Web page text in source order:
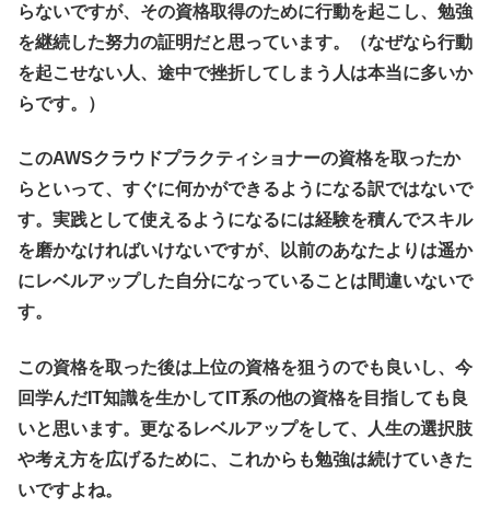
らないですが、その資格取得のために行動を起こし、勉強
を継続した努力の証明だと思っています。（なぜなら行動
を起こせない人、途中で挫折してしまう人は本当に多いか
らです。）
このAWSクラウドプラクティショナーの資格を取ったか
らといって、すぐに何かができるようになる訳ではないで
す。実践として使えるようになるには経験を積んでスキル
を磨かなければいけないですが、以前のあなたよりは遥か
にレベルアップした自分になっていることは間違いないで
す。
この資格を取った後は上位の資格を狙うのでも良いし、今
回学んだIT知識を生かしてIT系の他の資格を目指しても良
いと思います。更なるレベルアップをして、人生の選択肢
や考え方を広げるために、これからも勉強は続けていきた
いですよね。